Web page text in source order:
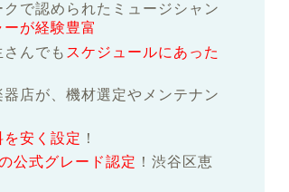
で認められたミュージシャン
が経験豊富
んでも スケジュールにあった
店が、機材選定やメンテナン
安く設定 ！
公式グレード認定 ！渋谷区恵